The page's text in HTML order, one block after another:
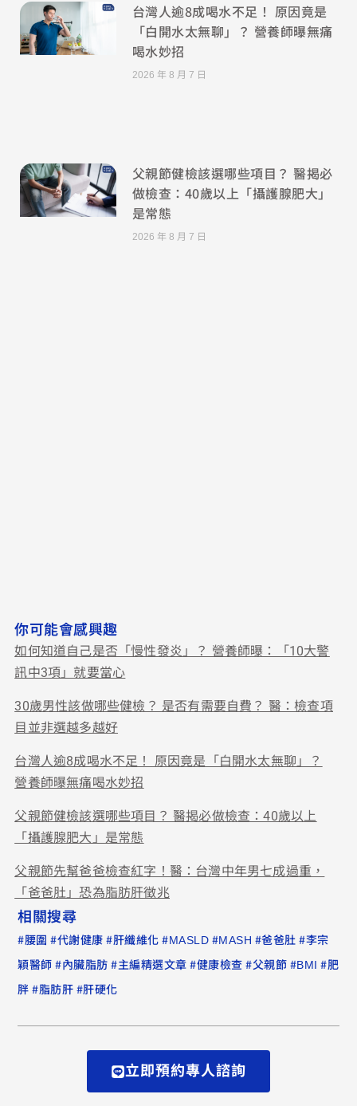
台灣人逾8成喝水不足！ 原因竟是
「白開水太無聊」？ 營養師曝無痛
喝水妙招
2026 年 8 月 7 日
父親節健檢該選哪些項目？ 醫揭必
做檢查：40歲以上「攝護腺肥大」
是常態
2026 年 8 月 7 日
你可能會感興趣
如何知道自己是否「慢性發炎」？ 營養師曝：「10大警
訊中3項」就要當心
30歲男性該做哪些健檢？ 是否有需要自費？ 醫：檢查項
目並非選越多越好
台灣人逾8成喝水不足！ 原因竟是「白開水太無聊」？
營養師曝無痛喝水妙招
父親節健檢該選哪些項目？ 醫揭必做檢查：40歲以上
「攝護腺肥大」是常態
父親節先幫爸爸檢查紅字！醫：台灣中年男七成過重，
「爸爸肚」恐為脂肪肝徵兆
相關搜尋
#腰圍 #代謝健康 #肝纖維化 #MASLD #MASH #爸爸肚 #李宗
穎醫師 #內臟脂肪 #主編精選文章 #健康檢查 #父親節 #BMI #肥
胖 #脂肪肝 #肝硬化
立即預約專人諮詢